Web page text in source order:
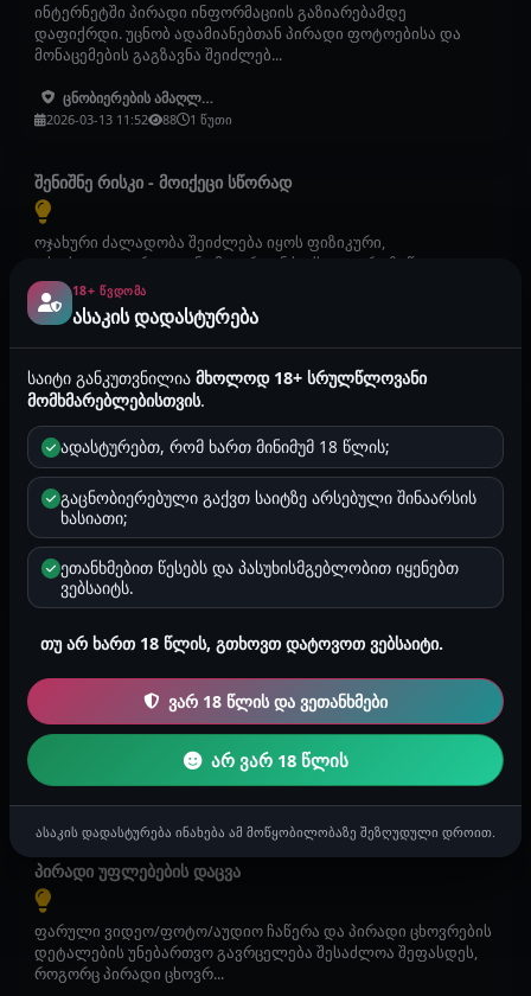
ინტერნეტში პირადი ინფორმაციის გაზიარებამდე
დაფიქრდი. უცნობ ადამიანებთან პირადი ფოტოებისა და
მონაცემების გაგზავნა შეიძლებ...
ცნობიერების ამაღლება
2026-03-13 11:52 88 1 წუთი
შენიშნე რისკი - მოიქეცი სწორად
ოჯახური ძალადობა შეიძლება იყოს ფიზიკური,
ფსიქოლოგიური, ეკონომიკური ან სექსუალური ზეწოლა
ოჯახის წევრის მხრიდან. ასეთი ქცე...
ცნობიერების ამაღლება
2026-03-13 11:47 65 1 წუთი
ცნობიერების შეტყობინება
დაცული სექსი ნიშნავს პასუხისმგებლიან დამოკიდებულებას
საკუთარი და პარტნიორის ჯანმრთელობის მიმართ.
კონდომისა და სხვა კონტრ...
2026-03-13 11:42 61 1 წუთი
კანონის შეხსენება
კანონი მკაცრად იცავს არასრულწლოვნებს, ძალადობის
მსხვერპლებს და იმ ადამიანებს, ვისი პირადი სივრცეც
ირღვევა. სექსუალური შე...
ცნობიერების ამაღლება
2025-11-18 16:22 200 1 წუთი
პირადი უფლებების დაცვა
ფარული ვიდეო/ფოტო/აუდიო ჩაწერა და პირადი ცხოვრების
დეტალების უნებართვო გავრცელება შესაძლოა შეფასდეს,
როგორც პირადი ცხოვრ...
18+ ᲬᲕᲓᲝᲛᲐ
ასაკის დადასტურება
საიტი განკუთვნილიამხოლოდ 18+ სრულწლოვანი
მომხმარებლებისთვის.
ადასტურებთ, რომ ხართ მინიმუმ 18 წლის;
გაცნობიერებული გაქვთ საიტზე არსებული შინაარსის
ხასიათი;
ეთანხმებით წესებს და პასუხისმგებლობით იყენებთ
ვებსაიტს.
თუ არ ხართ 18 წლის, გთხოვთ დატოვოთ ვებსაიტი.
ვარ 18 წლის და ვეთანხმები
არ ვარ 18 წლის
ასაკის დადასტურება ინახება ამ მოწყობილობაზე შეზღუდული დროით.